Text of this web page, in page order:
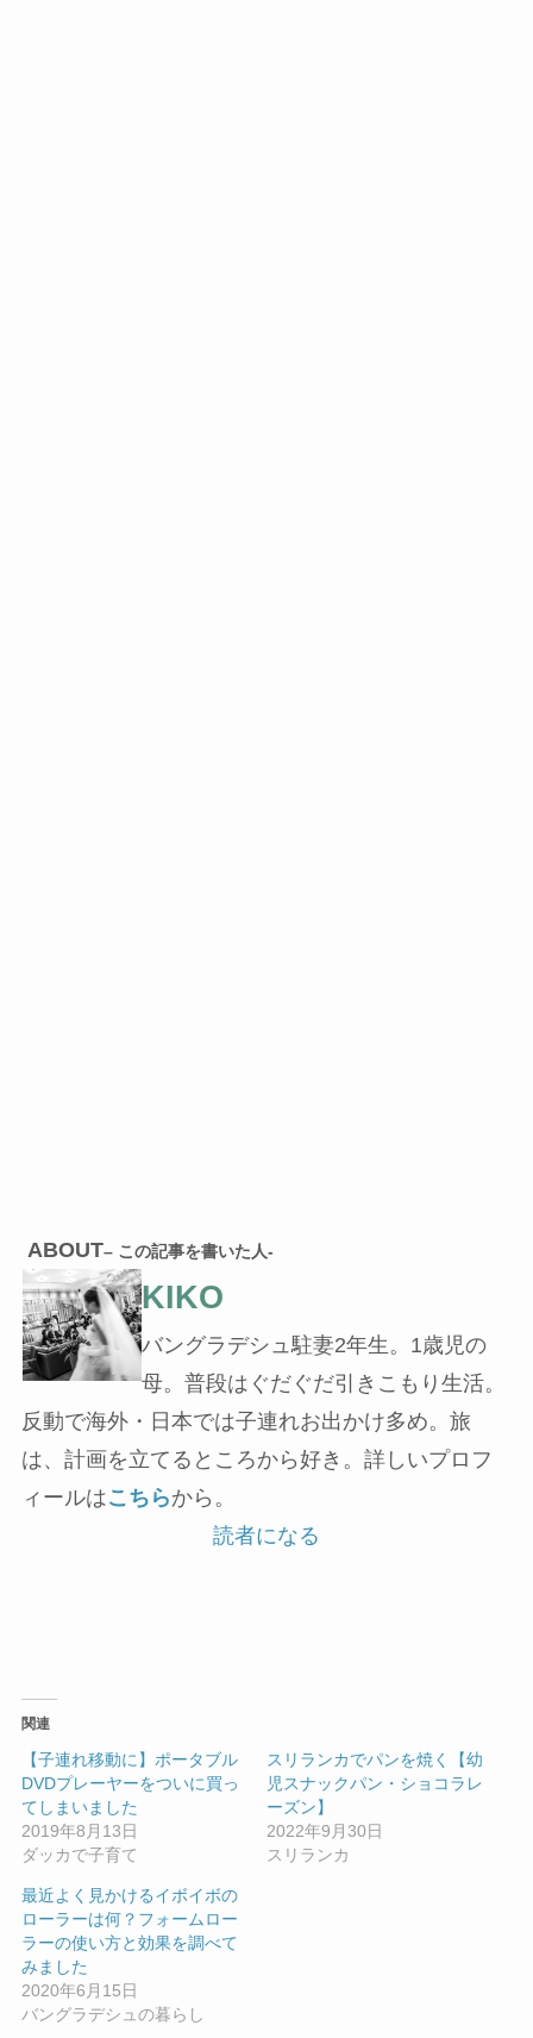
ABOUT– この記事を書いた人-
KIKO
バングラデシュ駐妻2年生。1歳児の
母。普段はぐだぐだ引きこもり生活。
反動で海外・日本では子連れお出かけ多め。旅
は、計画を立てるところから好き。詳しいプロフ
ィールはこちらから。
読者になる
関連
【子連れ移動に】ポータブル
DVDプレーヤーをついに買っ
てしまいました
2019年8月13日
ダッカで子育て
スリランカでパンを焼く【幼
児スナックパン・ショコラレ
ーズン】
2022年9月30日
スリランカ
最近よく見かけるイボイボの
ローラーは何？フォームロー
ラーの使い方と効果を調べて
みました
2020年6月15日
バングラデシュの暮らし